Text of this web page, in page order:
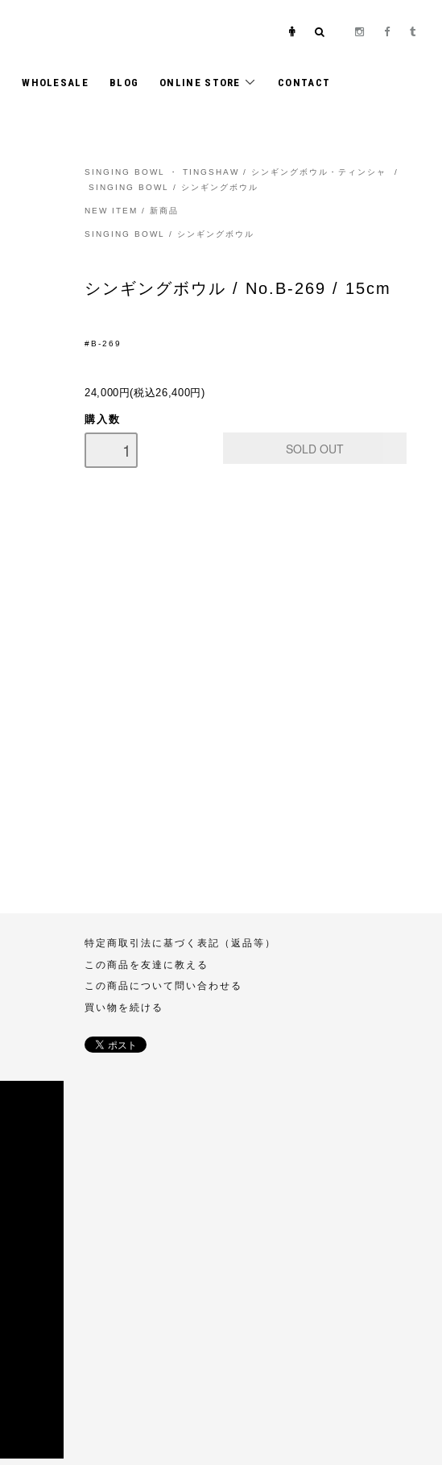
WHOLESALE BLOG ONLINE STORE CONTACT
SINGING BOWL ・ TINGSHAW / シンギングボウル・ティンシャ
/
SINGING BOWL / シンギングボウル
NEW ITEM / 新商品
SINGING BOWL / シンギングボウル
シンギングボウル / No.B-269 / 15cm
#B-269
24,000円(税込26,400円)
購入数
特定商取引法に基づく表記（返品等）
この商品を友達に教える
この商品について問い合わせる
買い物を続ける